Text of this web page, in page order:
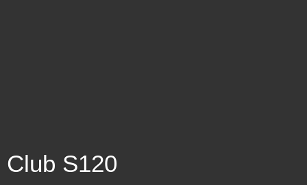
Club S120